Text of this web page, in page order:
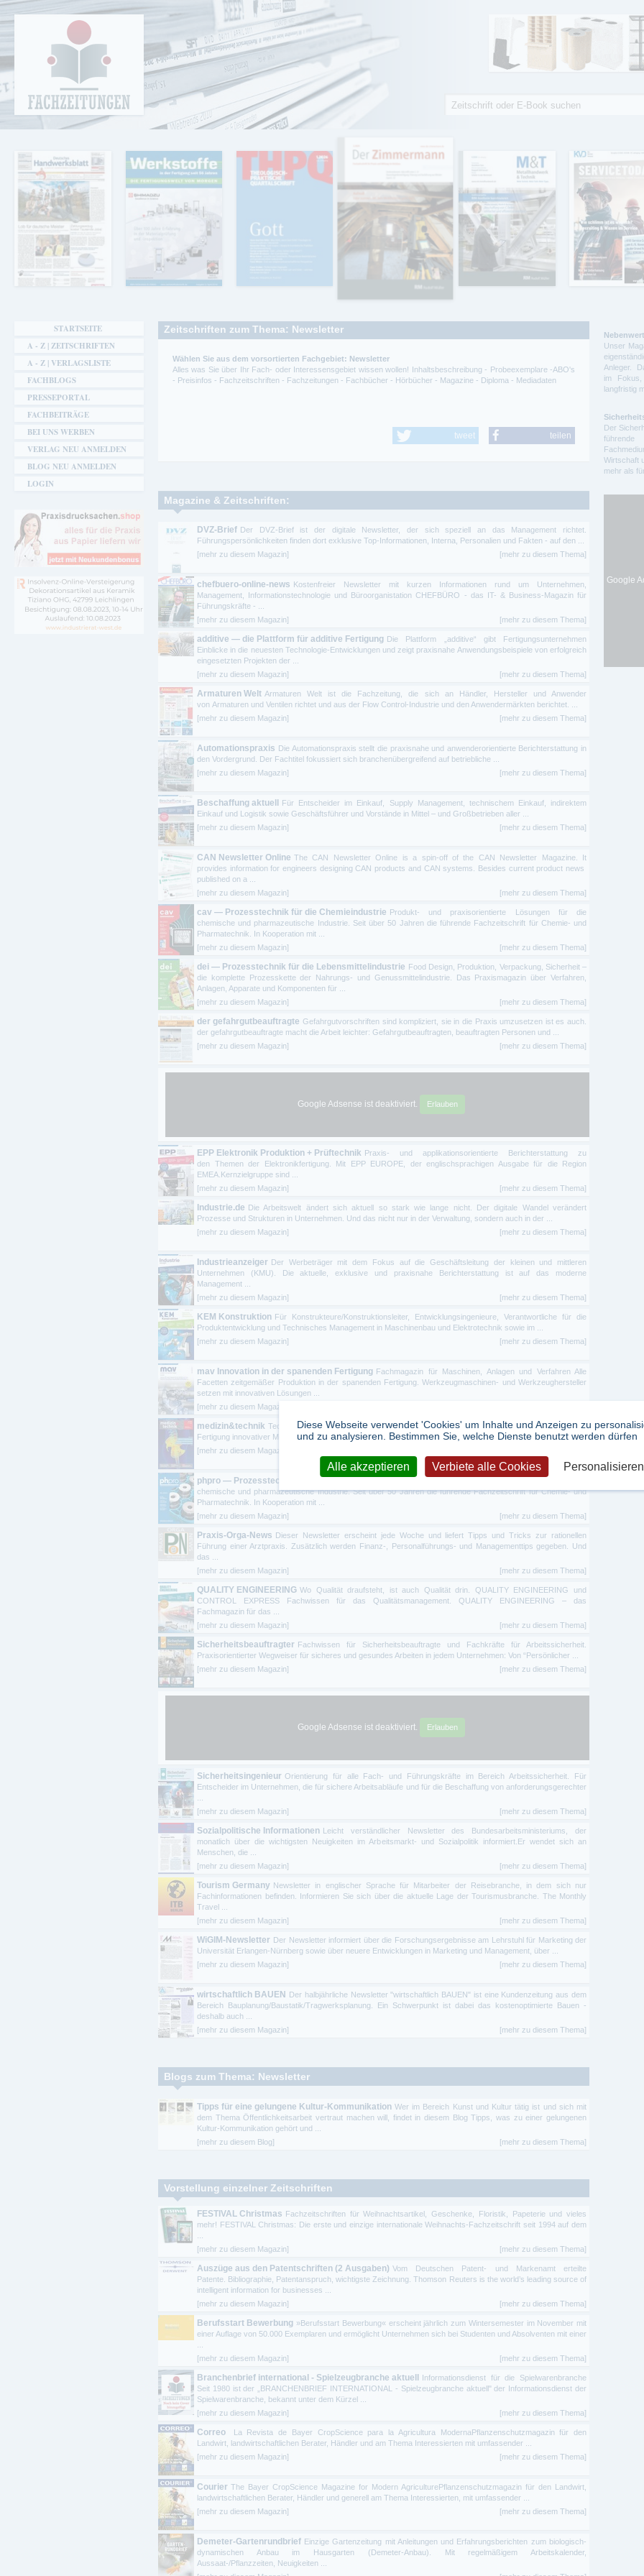
Fachzeitungen.de - Das unabhängige Portal
für Fachmagazine Fachpublikationen &
eBooks
Zeitschriften zum Thema: Newsletter
Wählen Sie aus dem vorsortierten Fachgebiet: Newsletter
Alles was Sie über Ihr Fach- oder Interessensgebiet wissen wollen! Inhaltsbeschreibung - Probeexemplare -ABO's
- Preisinfos - Fachzeitschriften - Fachzeitungen - Fachbücher - Hörbücher - Magazine - Diploma - Mediadaten
tweet teilen
Magazine & Zeitschriften:
DVZ-Brief Der DVZ-Brief ist der digitale Newsletter, der sich speziell an das Management richtet.
Führungspersönlichkeiten finden dort exklusive Top-Informationen, Interna, Personalien und Fakten - auf den ...
[mehr zu diesem Magazin]
[mehr zu diesem Thema]
chefbuero-online-news Kostenfreier Newsletter mit kurzen Informationen rund um Unternehmen,
Management, Informationstechnologie und Büroorganistation CHEFBÜRO - das IT- & Business-Magazin für
Führungskräfte - ...
[mehr zu diesem Magazin]
[mehr zu diesem Thema]
additive — die Plattform für additive Fertigung Die Plattform „additive“ gibt Fertigungsunternehmen
Einblicke in die neuesten Technologie-Entwicklungen und zeigt praxisnahe Anwendungsbeispiele von erfolgreich
eingesetzten Projekten der ...
[mehr zu diesem Magazin]
[mehr zu diesem Thema]
Armaturen Welt Armaturen Welt ist die Fachzeitung, die sich an Händler, Hersteller und Anwender
von Armaturen und Ventilen richtet und aus der Flow Control-Industrie und den Anwendermärkten berichtet. ...
[mehr zu diesem Magazin]
[mehr zu diesem Thema]
Automationspraxis Die Automationspraxis stellt die praxisnahe und anwenderorientierte Berichterstattung in
den Vordergrund. Der Fachtitel fokussiert sich branchenübergreifend auf betriebliche ...
[mehr zu diesem Magazin]
[mehr zu diesem Thema]
Beschaffung aktuell
Für Entscheider im Einkauf, Supply Management, technischem Einkauf, indirektem
Einkauf und Logistik sowie Geschäftsführer und Vorstände in Mittel – und Großbetrieben aller ...
[mehr zu diesem Magazin]
[mehr zu diesem Thema]
CAN Newsletter Online The CAN Newsletter Online is a spin-off of the CAN Newsletter Magazine. It
provides information for engineers designing CAN products and CAN systems. Besides current product news
published on a ...
[mehr zu diesem Magazin]
[mehr zu diesem Thema]
cav — Prozesstechnik für die Chemieindustrie Produkt- und praxisorientierte Lösungen für die
chemische und pharmazeutische Industrie. Seit über 50 Jahren die führende Fachzeitschrift für Chemie- und
Pharmatechnik. In Kooperation mit ...
[mehr zu diesem Magazin]
[mehr zu diesem Thema]
dei — Prozesstechnik für die Lebensmittelindustrie Food Design, Produktion, Verpackung, Sicherheit –
die komplette Prozesskette der Nahrungs- und Genussmittelindustrie. Das Praxismagazin über Verfahren,
Anlagen, Apparate und Komponenten für ...
[mehr zu diesem Magazin]
[mehr zu diesem Thema]
der gefahrgutbeauftragte Gefahrgutvorschriften sind kompliziert, sie in die Praxis umzusetzen ist es auch.
der gefahrgutbeauftragte macht die Arbeit leichter: Gefahrgutbeauftragten, beauftragten Personen und ...
[mehr zu diesem Magazin]
[mehr zu diesem Thema]
Google Adsense ist deaktiviert. Erlauben
EPP Elektronik Produktion + Prüftechnik Praxis- und applikationsorientierte Berichterstattung zu
den Themen der Elektronikfertigung. Mit EPP EUROPE, der englischsprachigen Ausgabe für die Region
EMEA.Kernzielgruppe sind ...
[mehr zu diesem Magazin]
[mehr zu diesem Thema]
Industrie.de Die Arbeitswelt ändert sich aktuell so stark wie lange nicht. Der digitale Wandel verändert
Prozesse und Strukturen in Unternehmen. Und das nicht nur in der Verwaltung, sondern auch in der ...
[mehr zu diesem Magazin]
[mehr zu diesem Thema]
Industrieanzeiger Der Werbeträger mit dem Fokus auf die Geschäftsleitung der kleinen und mittleren
Unternehmen (KMU). Die aktuelle, exklusive und praxisnahe Berichterstattung ist auf das moderne
Management ...
[mehr zu diesem Magazin]
[mehr zu diesem Thema]
KEM Konstruktion Für Konstrukteure/Konstruktionsleiter, Entwicklungsingenieure, Verantwortliche für die
Produktentwicklung und Technisches Management in Maschinenbau und Elektrotechnik sowie im ...
[mehr zu diesem Magazin]
[mehr zu diesem Thema]
mav Innovation in der spanenden Fertigung Fachmagazin für Maschinen, Anlagen und Verfahren Alle
Facetten zeitgemäßer Produktion in der spanenden Fertigung. Werkzeugmaschinen- und Werkzeughersteller
setzen mit innovativen Lösungen ...
[mehr zu diesem Magazin]
medizin&technik Technologien, Komponenten und Verfahren, kurz alles, was für die Entwicklung und
Fertigung innovativer Medizinprodukte gebraucht wird. Impulse für den Markt – mit aktuellen Trends aus ...
[mehr zu diesem Magazin]
phpro — Prozesstechnik für die Pharmaindustrie
chemische und pharmazeutische Industrie. Seit über 50 Jahren die führende Fachzeitschrift für Chemie- und
Pharmatechnik. In Kooperation mit ...
[mehr zu diesem Magazin]
[mehr zu diesem Thema]
Praxis-Orga-News Dieser Newsletter erscheint jede Woche und liefert Tipps und Tricks zur rationellen
Führung einer Arztpraxis. Zusätzlich werden Finanz-, Personalführungs- und Managementtips gegeben. Und
das ...
[mehr zu diesem Magazin]
[mehr zu diesem Thema]
QUALITY ENGINEERING Wo Qualität draufsteht, ist auch Qualität drin. QUALITY ENGINEERING und
CONTROL EXPRESS Fachwissen für das Qualitätsmanagement. QUALITY ENGINEERING – das
Fachmagazin für das ...
[mehr zu diesem Magazin]
[mehr zu diesem Thema]
Sicherheitsbeauftragter Fachwissen für Sicherheitsbeauftragte und Fachkräfte für Arbeitssicherheit.
Praxisorientierter Wegweiser für sicheres und gesundes Arbeiten in jedem Unternehmen: Von “Persönlicher ...
[mehr zu diesem Magazin]
[mehr zu diesem Thema]
Google Adsense ist deaktiviert. Erlauben
Sicherheitsingenieur Orientierung für alle Fach- und Führungskräfte im Bereich Arbeitssicherheit. Für
Entscheider im Unternehmen, die für sichere Arbeitsabläufe und für die Beschaffung von anforderungsgerechter
[mehr zu diesem Magazin]
[mehr zu diesem Thema]
Sozialpolitische Informationen
Leicht verständlicher Newsletter des Bundesarbeitsministeriums, der
monatlich über die wichtigsten Neuigkeiten im Arbeitsmarkt- und Sozialpolitik informiert.Er wendet sich an
Menschen, die ...
[mehr zu diesem Magazin]
[mehr zu diesem Thema]
Tourism Germany Newsletter in englischer Sprache für Mitarbeiter der Reisebranche, in dem sich nur
Fachinformationen befinden. Informieren Sie sich über die aktuelle Lage der Tourismusbranche. The Monthly
Travel ...
[mehr zu diesem Magazin]
[mehr zu diesem Thema]
WiGIM-Newsletter Der Newsletter informiert über die Forschungsergebnisse am Lehrstuhl für Marketing der
Universität Erlangen-Nürnberg sowie über neuere Entwicklungen in Marketing und Management, über ...
[mehr zu diesem Magazin]
[mehr zu diesem Thema]
wirtschaftlich BAUEN
Der halbjährliche Newsletter "wirtschaftlich BAUEN" ist eine Kundenzeitung aus dem
Bereich Bauplanung/Baustatik/Tragwerksplanung. Ein Schwerpunkt ist dabei das kostenoptimierte Bauen -
deshalb auch ...
[mehr zu diesem Magazin]
[mehr zu diesem Thema]
Blogs zum Thema: Newsletter
Tipps für eine gelungene Kultur-Kommunikation Wer im Bereich Kunst und Kultur tätig ist und sich mit
dem Thema Öffentlichkeitsarbeit vertraut machen will, findet in diesem Blog Tipps, was zu einer gelungenen
Kultur-Kommunikation gehört und ...
[mehr zu diesem Blog]
[mehr zu diesem Thema]
Vorstellung einzelner Zeitschriften
FESTIVAL Christmas Fachzeitschriften für Weihnachtsartikel, Geschenke, Floristik, Papeterie und vieles
mehr! FESTIVAL Christmas: Die erste und einzige internationale Weihnachts-Fachzeitschrift seit 1994 auf dem
[mehr zu diesem Magazin]
[mehr zu diesem Thema]
Auszüge aus den Patentschriften (2 Ausgaben) Vom Deutschen Patent- und Markenamt erteilte
Patente. Bibliographie, Patentanspruch, wichtigste Zeichnung. Thomson Reuters is the world’s leading source of
intelligent information for businesses ...
[mehr zu diesem Magazin]
[mehr zu diesem Thema]
Berufsstart Bewerbung »Berufsstart Bewerbung« erscheint jährlich zum Wintersemester im November mit
einer Auflage von 50.000 Exemplaren und ermöglicht Unternehmen sich bei Studenten und Absolventen mit einer
[mehr zu diesem Magazin]
[mehr zu diesem Thema]
Branchenbrief international - Spielzeugbranche aktuell Informationsdienst für die Spielwarenbranche
Seit 1980 ist der „BRANCHENBRIEF INTERNATIONAL - Spielzeugbranche aktuell" der Informationsdienst der
Spielwarenbranche, bekannt unter dem Kürzel ...
[mehr zu diesem Magazin]
[mehr zu diesem Thema]
Correo
La Revista de Bayer CropScience para la Agricultura ModernaPflanzenschutzmagazin für den
Landwirt, landwirtschaftlichen Berater, Händler und am Thema Interessierten mit umfassender ...
[mehr zu diesem Magazin]
[mehr zu diesem Thema]
Courier The Bayer CropScience Magazine for Modern AgriculturePflanzenschutzmagazin für den Landwirt,
landwirtschaftlichen Berater, Händler und generell am Thema Interessierten, mit umfassender ...
[mehr zu diesem Magazin]
[mehr zu diesem Thema]
Demeter-Gartenrundbrief Einzige Gartenzeitung mit Anleitungen und Erfahrungsberichten zum biologisch-
dynamischen Anbau im Hausgarten (Demeter-Anbau). Mit regelmäßigem Arbeitskalender,
Aussaat-/Pflanzzeiten, Neuigkeiten ...
STARTSEITE
A - Z | ZEITSCHRIFTEN
A - Z | VERLAGSLISTE
FACHBLOGS
PRESSEPORTAL
FACHBEITRÄGE
BEI UNS WERBEN
VERLAG NEU ANMELDEN
BLOG NEU ANMELDEN
LOGIN
Unser
Anleger.
im
langfristig
Der
führende
Wirtschaft
mehr als
Google
Suchformular
Diese Webseite verwendet 'Cookies' um Inhalte und Anzeigen zu
und zu analysieren. Bestimmen Sie, welche Dienste benutzt werden dürfen
Alle akzeptieren Verbiete alle Cookies Personalisieren